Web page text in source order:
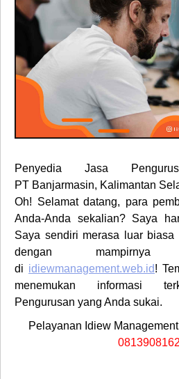
Penyedia Jasa
PT Banjarmasin, Kalimantan
Oh! Selamat datang, para
Anda-Anda sekalian? Saya
Saya sendiri merasa luar biasa
dengan
di idiewmanagement.web.id!
menemukan informasi
Pengurusan yang Anda sukai.
Pelayanan Idiew